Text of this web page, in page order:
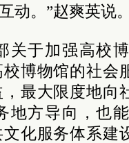
动。”赵爽英说
关于加强高校
博物馆的社会
最大限度地向
地方导向，也
化服务体系建